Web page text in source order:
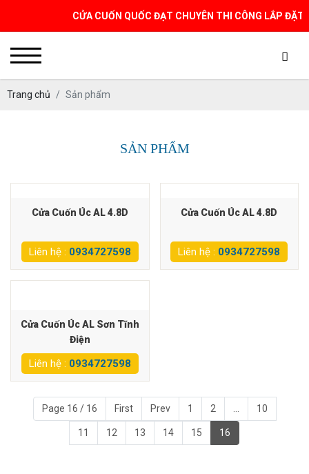
CỬA CUỐN QUỐC ĐẠT CHUYÊN THI CÔNG LẮP ĐẶT
Trang chủ Sản phẩm
SẢN PHẨM
Cửa Cuốn Úc AL 4.8D
Liên hệ : 0934727598
Cửa Cuốn Úc AL 4.8D
Liên hệ : 0934727598
Cửa Cuốn Úc AL Sơn Tĩnh
Điện
Liên hệ : 0934727598
Page 16 / 16 First Prev 1 2 10
11 12 13 14 15 16